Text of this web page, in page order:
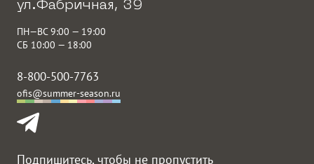
ул.Фабричная, 39
ПН—ВС 9:00 — 19:00
СБ 10:00 — 18:00
8-800-500-7763
ofis@summer-season.ru
Подпишитесь, чтобы не пропустить